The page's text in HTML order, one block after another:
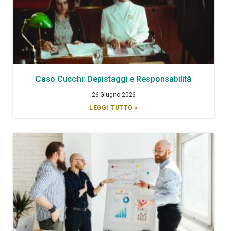
Caso Cucchi: Depistaggi e Responsabilità
26 Giugno 2026
LEGGI TUTTO »